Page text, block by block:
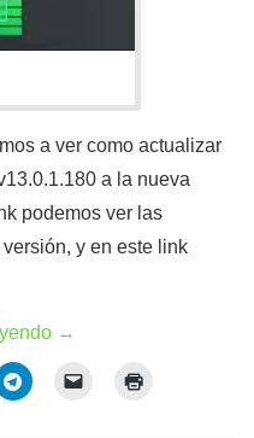
a ver como actualizar
a la nueva
podemos ver las
y en este link
→